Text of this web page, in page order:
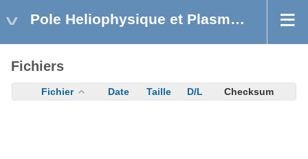
Pole Heliophysique et Plasmas Astrophysiques
Fichiers
Fichier Date Taille D/L Checksum